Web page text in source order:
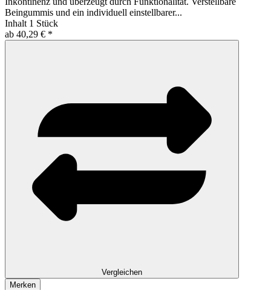
Beingummis und ein individuell einstellbarer...
Inhalt 1 Stück
ab 40,29 € *
Vergleichen
Merken